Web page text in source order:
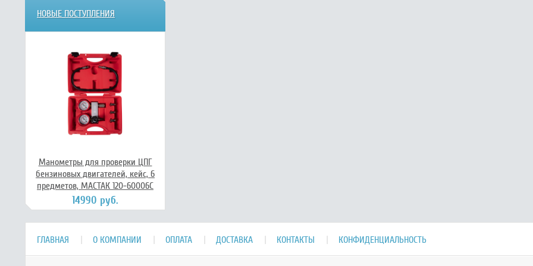
НОВЫЕ ПОСТУПЛЕНИЯ
Манометры для проверки ЦПГ
бензиновых двигателей, кейс, 6
предметов, МАСТАК 120-60006C
14990 руб.
ГЛАВНАЯ О КОМПАНИИ ОПЛАТА ДОСТАВКА КОНТАКТЫ КОНФИДЕНЦИАЛЬНОСТЬ